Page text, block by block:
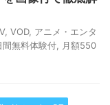
, VOD, アニメ・エンタ
無料体験付
月額550